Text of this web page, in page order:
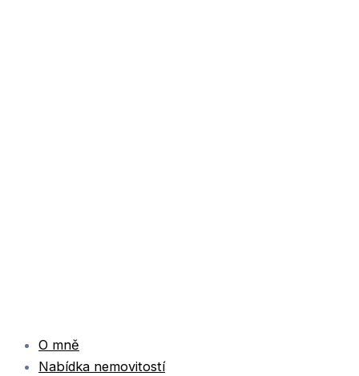
O mně
Nabídka nemovitostí